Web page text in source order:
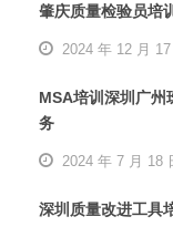
肇庆质量检验员培
2024 年 12 月 17
MSA培训深圳广州
务
2024 年 7 月 18
深圳质量改进工具